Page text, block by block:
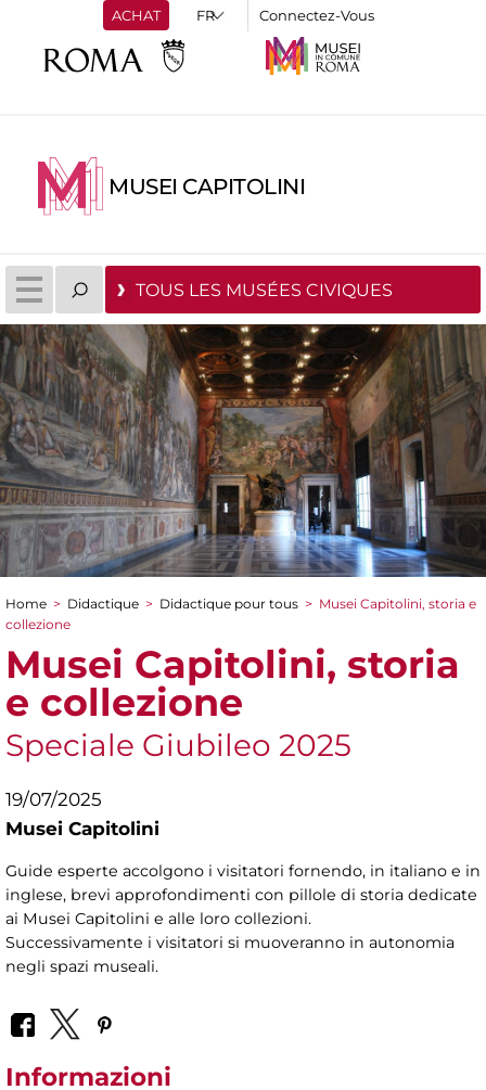
ACHAT Connectez-Vous
MUSEI CAPITOLINI
TOUS LES MUSÉES CIVIQUES
You are here
Home > Didactique > Didactique pour tous > Musei Capitolini, storia e
collezione
Musei Capitolini, storia
e collezione
Speciale Giubileo 2025
19/07/2025
Musei Capitolini
Guide esperte accolgono i visitatori fornendo, in italiano e in
inglese, brevi approfondimenti con pillole di storia dedicate
ai Musei Capitolini e alle loro collezioni.
Successivamente i visitatori si muoveranno in autonomia
negli spazi museali.
Informazioni